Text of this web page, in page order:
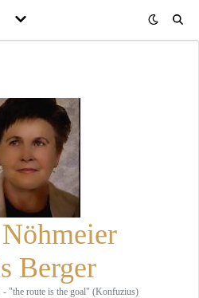
Berger
- "the route is the goal" (Konfuzius)